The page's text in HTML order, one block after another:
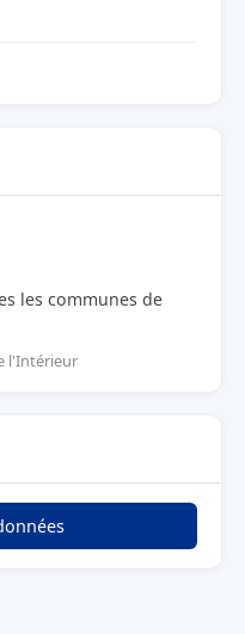
les communes de
l'Intérieur